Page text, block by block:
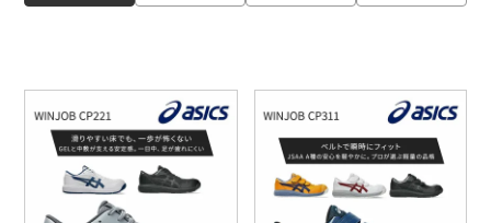
レインウェア・カッパ
ヤッケ
作業用手袋ランキング
レインウェアランキング
GDジャパン カーシーカシマ
シンメン 日進ゴム
清掃・ビルメンテ作業服
夜間・高視認性安全服